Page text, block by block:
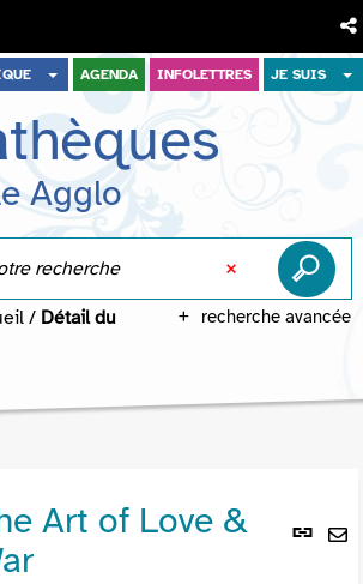
AGENDA INFOLETTRES JE SUIS
thèques
Agglo
recherche avancée
/ Détail du
Lien
Art of Love &